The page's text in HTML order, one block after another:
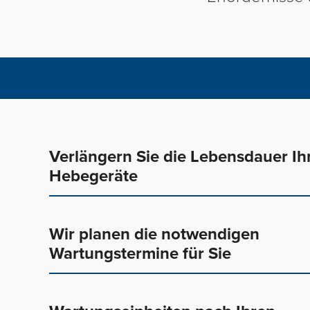
Verlängern Sie die Lebensdauer
Hebegeräte
Mit einer planmäßigen Wartung und
das Hebegerät dauerhaft einsatzfähiger und das
Funktionsausfalls wird minimiert.
Wir planen die notwendigen
Wartungstermine für Sie